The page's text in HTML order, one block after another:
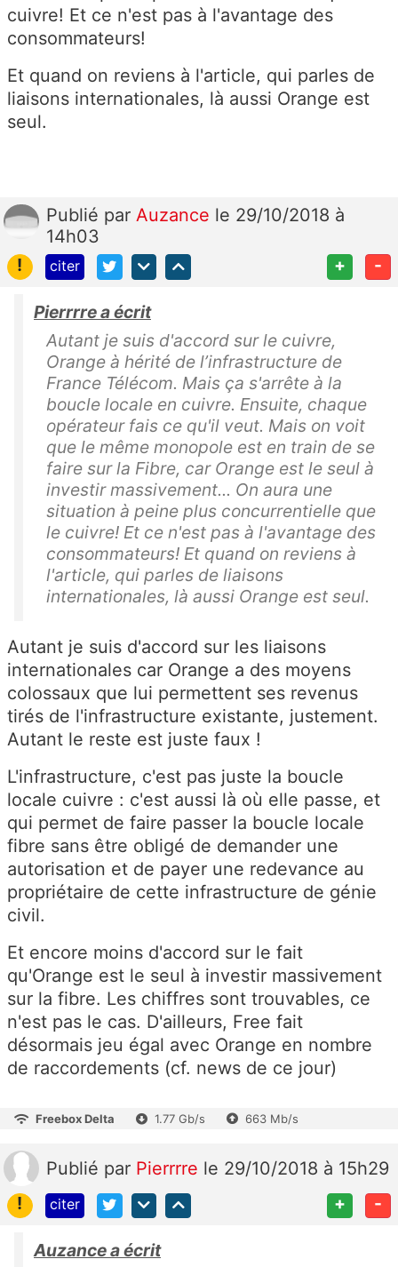
cuivre! Et ce n'est pas à l'avantage des
consommateurs!
Et quand on reviens à l'article, qui parles de
liaisons internationales, là aussi Orange est
seul.
Publié par Auzance le 29/10/2018 à
14h03
!
citer + -
Pierrrre a écrit
Autant je suis d'accord sur le cuivre,
Orange à hérité de l’infrastructure de
France Télécom. Mais ça s'arrête à la
boucle locale en cuivre. Ensuite, chaque
opérateur fais ce qu'il veut. Mais on voit
que le même monopole est en train de se
faire sur la Fibre, car Orange est le seul à
investir massivement... On aura une
situation à peine plus concurrentielle que
le cuivre! Et ce n'est pas à l'avantage des
consommateurs! Et quand on reviens à
l'article, qui parles de liaisons
internationales, là aussi Orange est seul.
Autant je suis d'accord sur les liaisons
internationales car Orange a des moyens
colossaux que lui permettent ses revenus
tirés de l'infrastructure existante, justement.
Autant le reste est juste faux !
L'infrastructure, c'est pas juste la boucle
locale cuivre : c'est aussi là où elle passe, et
qui permet de faire passer la boucle locale
fibre sans être obligé de demander une
autorisation et de payer une redevance au
propriétaire de cette infrastructure de génie
civil.
Et encore moins d'accord sur le fait
qu'Orange est le seul à investir massivement
sur la fibre. Les chiffres sont trouvables, ce
n'est pas le cas. D'ailleurs, Free fait
désormais jeu égal avec Orange en nombre
de raccordements (cf. news de ce jour)
Freebox Delta 1.77 Gb/s 663 Mb/s
Publié par Pierrrre le 29/10/2018 à 15h29
!
citer + -
Auzance a écrit